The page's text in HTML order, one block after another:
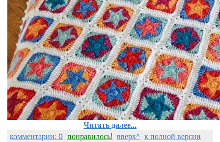
Читать далее...
комментарии: 0 понравилось! вверх^ к полной версии